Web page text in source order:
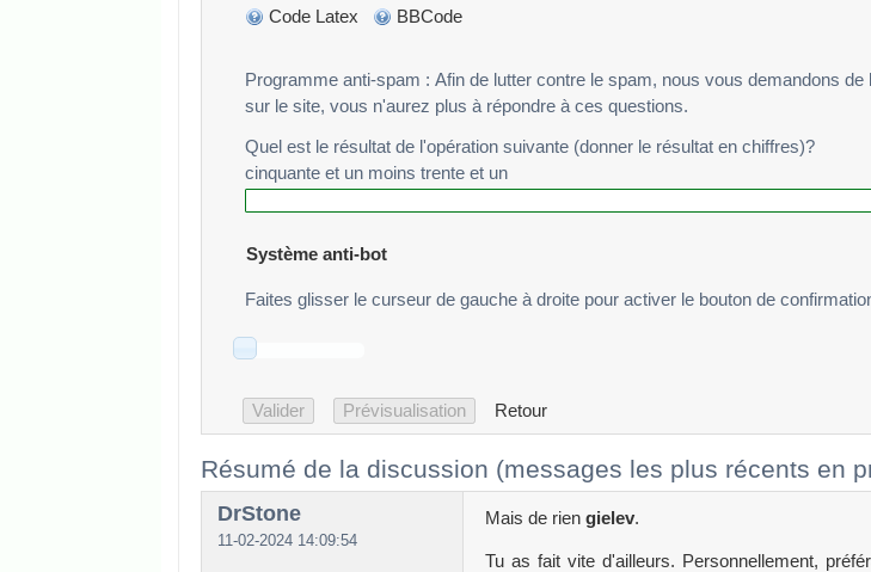
Code Latex BBCode
Programme anti-spam : Afin de lutter contre le spam, nous vous demandons de bien
sur le site, vous n'aurez plus à répondre à ces questions.
Quel est le résultat de l'opération suivante (donner le résultat en chiffres)?
cinquante et un moins trente et un
Système anti-bot
Faites glisser le curseur de gauche à droite pour activer le bouton de
Retour
Résumé de la discussion (messages les plus récents en
DrStone
11-02-2024 14:09:54
Mais de rien gielev.
Tu as fait vite d'ailleurs. Personnellement,